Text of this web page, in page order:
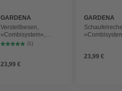
GARDENA
Verstellbesen,
»Combisystem«,
Kunststoff, 52 cm,
(1)
23,99 €
GARDENA
23,99 €